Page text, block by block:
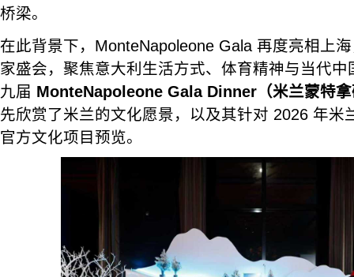
桥梁。
在此背景下，MonteNapoleone Gala 再度亮相上
家盛会，聚焦意大利生活方式、体育精神与当代
九届 MonteNapoleone Gala Dinner（米兰蒙特
先欣赏了米兰的文化愿景，以及其针对 2026 年
官方文化项目预览。